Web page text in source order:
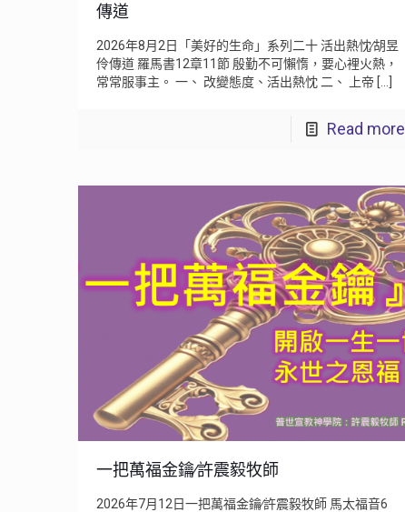
傳道
2026年8月2日「美好的生命」系列二十 活出熱忱∕胡昱
伶傳道 羅馬書12章11節 殷勤不可懶惰，要心裡火熱，
常常服事主。 一、 改變態度、活出熱忱 二、 上帝 […]
Read more
一把萬福金鑰∕許震毅牧師
2026年7月12日一把萬福金鑰∕許震毅牧師 馬太福音6